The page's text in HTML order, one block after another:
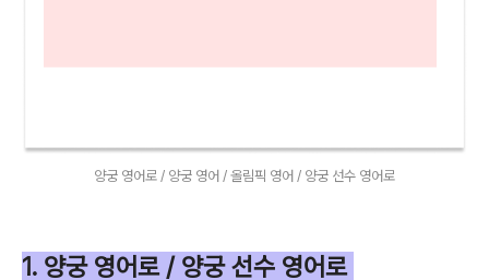
양궁 영어로 / 양궁 영어 / 올림픽 영어 / 양궁 선수 영어로
1. 양궁 영어로 / 양궁 선수 영어로